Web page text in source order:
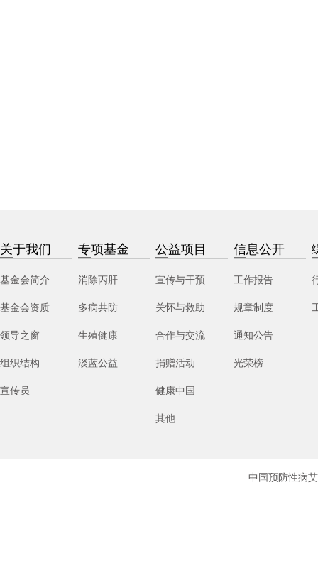
关于我们
基金会简介
基金会资质
领导之窗
组织结构
宣传员
专项基金
消除丙肝
多病共防
生殖健康
淡蓝公益
公益项目
宣传与干预
关怀与救助
合作与交流
捐赠活动
健康中国
其他
信息公开
工作报告
规章制度
通知公告
光荣榜
中国预防性病